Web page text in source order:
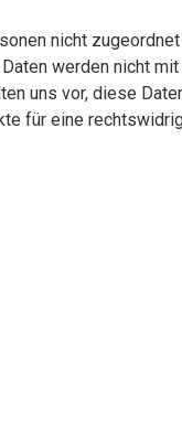
nicht zugeordnet
werden nicht mit
uns vor, diese
für eine